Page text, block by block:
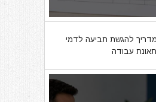
בל/211 – מדריך להגשת תביעה לדמי
עבודה